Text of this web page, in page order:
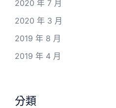
2020 年 7 月
2020 年 3 月
2019 年 8 月
2019 年 4 月
分類